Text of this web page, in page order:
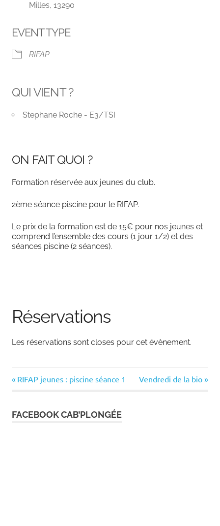
Milles, 13290
EVENT TYPE
RIFAP
QUI VIENT ?
Stephane Roche - E3/TSI
ON FAIT QUOI ?
Formation réservée aux jeunes du club.
2ème séance piscine pour le RIFAP.
Le prix de la formation est de 15€ pour nos jeunes et
comprend l’ensemble des cours (1 jour 1/2) et des
séances piscine (2 séances).
Réservations
Les réservations sont closes pour cet évènement.
Navigation
Previous
Post:
RIFAP jeunes : piscine séance 1
Next
Post:
Vendredi de la bio
FACEBOOK CAB’PLONGÉE